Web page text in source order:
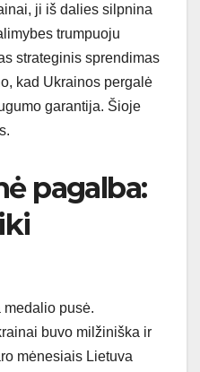
ji iš dalies silpnina
trumpuoju
strateginis sprendimas
kad Ukrainos pergalė
garantija. Šioje
pagalba:
medalio pusė.
buvo milžiniška ir
mėnesiais Lietuva